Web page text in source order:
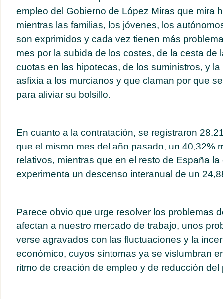
empleo del Gobierno de López Miras que mira
mientras las familias, los jóvenes, los
son exprimidos y cada vez tienen más
mes por la subida de los costes, de la cesta de
cuotas en las hipotecas, de los suministros, y
asfixia a los murcianos y que claman por que
para aliviar su bolsillo.
En cuanto a la contratación, se registraron
que el mismo mes del año pasado, un 40,32%
relativos, mientras que en el resto de España la
experimenta un descenso interanual de un
Parece obvio que urge resolver los problemas
afectan a nuestro mercado de trabajo, unos
verse agravados con las fluctuaciones y la
económico, cuyos síntomas ya se vislumbran
ritmo de creación de empleo y de reducción del